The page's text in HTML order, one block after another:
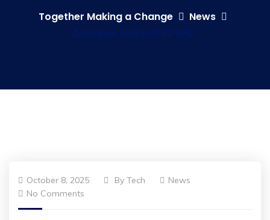
Together Making a Change
News
Дешевые кейсы CS2 690
October 8, 2025 By Tech
News
No Comments